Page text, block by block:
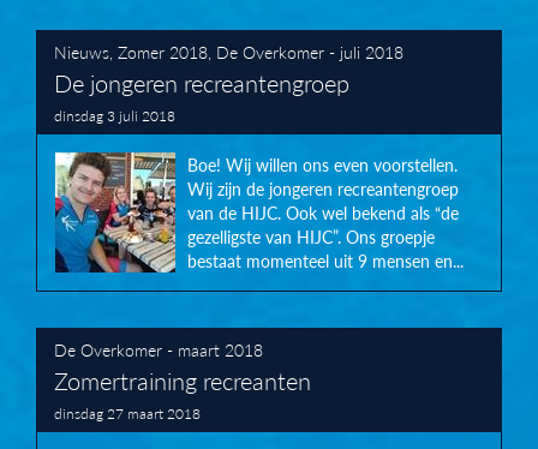
Nieuws Zomer 2018 De Overkomer - juli 2018
De jongeren recreantengroep
dinsdag 3 juli 2018
Boe! Wij willen ons even voorstellen.
Wij zijn de jongeren recreantengroep
van de HIJC. Ook wel bekend als “de
gezelligste van HIJC”. Ons groepje
bestaat momenteel uit 9 mensen en...
De Overkomer - maart 2018
Zomertraining recreanten
dinsdag 27 maart 2018